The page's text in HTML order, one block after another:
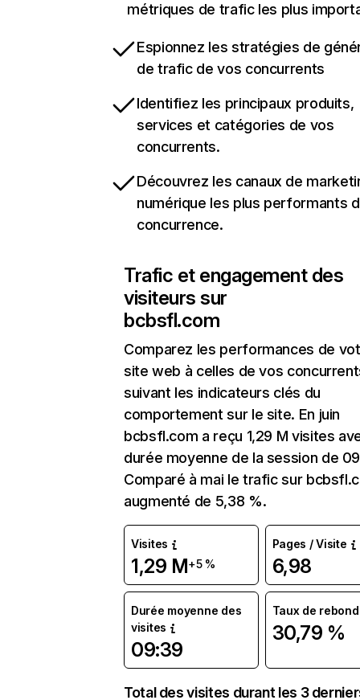
métriques de trafic les plus
Espionnez les stratégies de
de trafic de vos concurrents
Identifiez les principaux produits,
services et catégories de vos
concurrents.
Découvrez les canaux de
numérique les plus performants
concurrence.
Trafic et engagement des
visiteurs sur
bcbsfl.com
Comparez les performances de
site web à celles de vos
suivant les indicateurs clés du
comportement sur le site. En juin
bcbsfl.com a reçu 1,29 M visites
durée moyenne de la session de
Comparé à mai le trafic sur
augmenté de 5,38 %.
Visites
1,29 M+5 %
Pages / Visite
6,98
Durée moyenne des
visites
09:39
Taux de rebond
30,79 %
Total des visites durant les 3